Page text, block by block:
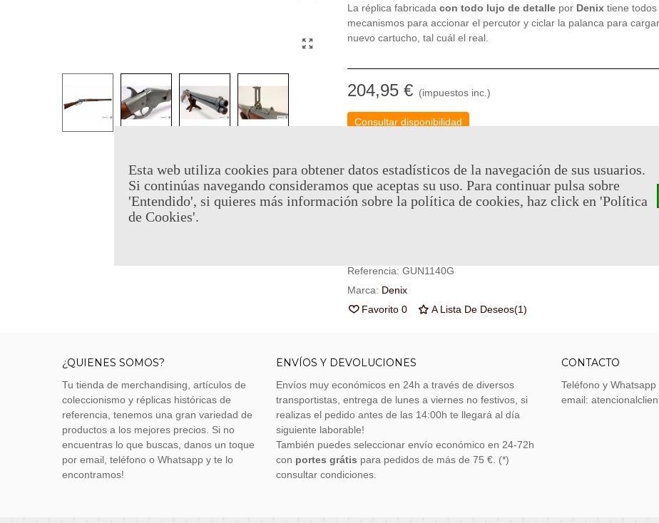
La réplica fabricada con todo lujo de detallepor Denix tiene todos
mecanismos para accionar el percutor y ciclar la palanca para
nuevo cartucho, tal cuál el real.
204,95 € (impuestos inc.)
Consultar disponibilidad
Al comprar este producto puedes juntar hasta102puntos de
Referencia: GUN1140G
Marca: Denix
Favorito 0 A Lista De Deseos(1)
¿QUIENES SOMOS?
Tu tienda de merchandising, artículos de
coleccionismo y réplicas históricas de
referencia, tenemos una gran variedad de
productos a los mejores precios. Si no
encuentras lo que buscas, danos un toque
por email, teléfono o Whatsapp y te lo
encontramos!
ENVÍOS Y DEVOLUCIONES
Envíos muy económicos en 24h a través de diversos
transportistas, entrega de lunes a viernes no festivos, si
realizas el pedido antes de las 14:00h te llegará al día
siguiente laborable!
También puedes seleccionar envío económico en 24-72h
con portes grátis para pedidos de más de 75 €. (*)
consultar condiciones.
CONTACTO
Teléfono y
email:
Esta web utiliza cookies para obtener datos estadísticos de la navegación de sus usuarios.
Si continúas navegando consideramos que aceptas su uso. Para continuar pulsa sobre
'Entendido', si quieres más información sobre la política de cookies, haz click en 'Política
de Cookies'.